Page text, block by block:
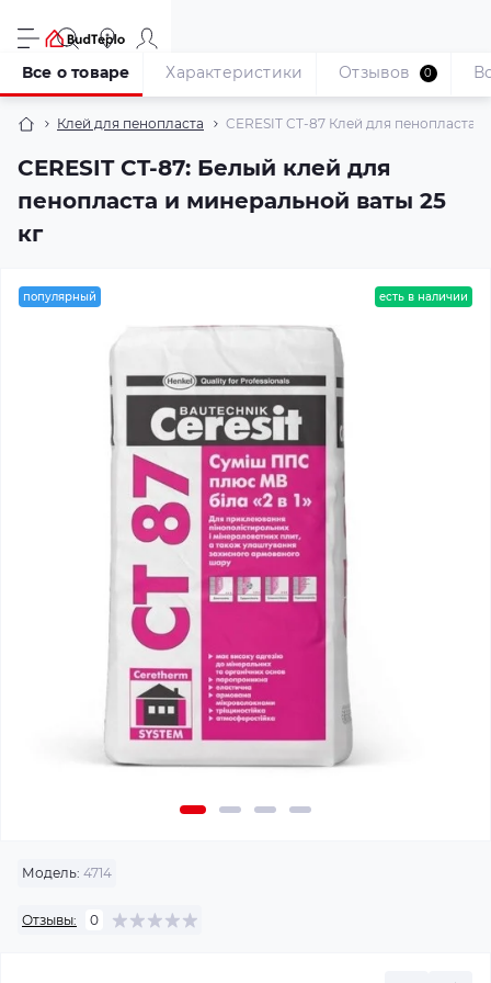
Клей для пенопласта CERESIT CT-87 Клей для пенопласта
CERESIT CT-87: Белый клей для
пенопласта и минеральной ваты 25
кг
Все о товаре Характеристики Отзывов 0
популярный есть в наличии
Модель: 4714
Отзывы: 0